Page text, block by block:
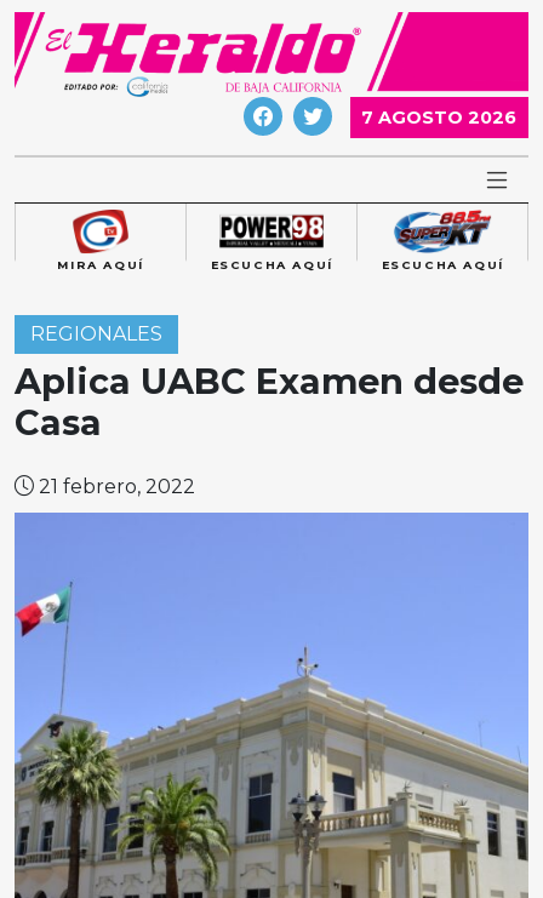
Skip
content
7 AGOSTO 2026
MIRA AQUÍ ESCUCHA AQUÍ ESCUCHA AQUÍ
REGIONALES
Aplica UABC Examen desde
Casa
21 febrero, 2022